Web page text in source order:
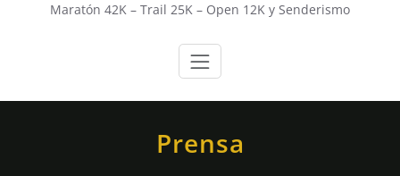
Maratón 42K – Trail 25K – Open 12K y Senderismo
Prensa